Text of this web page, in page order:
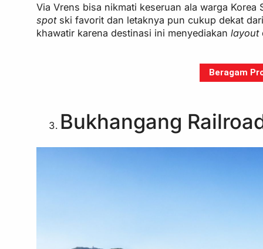
Via Vrens bisa nikmati keseruan ala warga
spot ski favorit dan letaknya pun cukup dekat
khawatir karena destinasi ini menyediakanlayout
Beragam
Bukhangang